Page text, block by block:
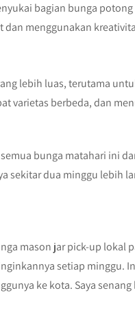
bagian bunga
menggunakan
lebih luas, terutama
varietas berbeda, dan
bunga matahari ini
sekitar dua minggu lebih
mason jar pick-up
setiap minggu.
ke kota. Saya